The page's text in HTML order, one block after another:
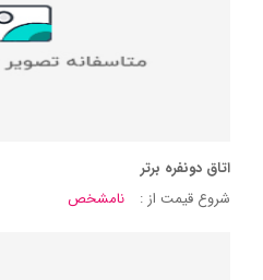
اتاق دونفره برتر
شروع قیمت از :
نامشخص